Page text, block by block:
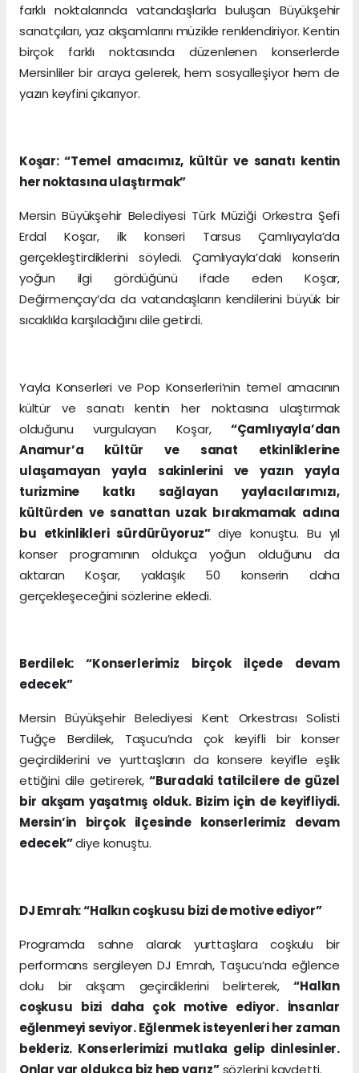
farklı noktalarında vatandaşlarla buluşan Büyükşehir
sanatçıları, yaz akşamlarını müzikle renklendiriyor. Kentin
birçok farklı noktasında düzenlenen konserlerde
Mersinliler bir araya gelerek, hem sosyalleşiyor hem de
yazın keyfini çıkarıyor.
Koşar: “Temel amacımız, kültür ve sanatı kentin
her noktasına ulaştırmak”
Mersin Büyükşehir Belediyesi Türk Müziği Orkestra Şefi
Erdal Koşar, ilk konseri Tarsus Çamlıyayla’da
gerçekleştirdiklerini söyledi. Çamlıyayla’daki konserin
yoğun ilgi gördüğünü ifade eden Koşar,
Değirmençay’da da vatandaşların kendilerini büyük bir
sıcaklıkla karşıladığını dile getirdi.
Yayla Konserleri ve Pop Konserleri’nin temel amacının
kültür ve sanatı kentin her noktasına ulaştırmak
olduğunu vurgulayan Koşar, “Çamlıyayla’dan
Anamur’a kültür ve sanat etkinliklerine
ulaşamayan yayla sakinlerini ve yazın yayla
turizmine katkı sağlayan yaylacılarımızı,
kültürden ve sanattan uzak bırakmamak adına
bu etkinlikleri sürdürüyoruz”diye konuştu. Bu yıl
konser programının oldukça yoğun olduğunu da
aktaran Koşar, yaklaşık 50 konserin daha
gerçekleşeceğini sözlerine ekledi.
Berdilek: “Konserlerimiz birçok ilçede devam
edecek”
Mersin Büyükşehir Belediyesi Kent Orkestrası Solisti
Tuğçe Berdilek, Taşucu’nda çok keyifli bir konser
geçirdiklerini ve yurttaşların da konsere keyifle eşlik
ettiğini dile getirerek, “Buradaki tatilcilere de güzel
bir akşam yaşatmış olduk. Bizim için de keyifliydi.
Mersin’in birçok ilçesinde konserlerimiz devam
edecek”diye konuştu.
DJ Emrah: “Halkın coşkusu bizi de motive ediyor”
Programda sahne alarak yurttaşlara coşkulu bir
performans sergileyen DJ Emrah, Taşucu’nda eğlence
dolu bir akşam geçirdiklerini belirterek,“Halkın
coşkusu bizi daha çok motive ediyor. İnsanlar
eğlenmeyi seviyor. Eğlenmek isteyenleri her zaman
bekleriz. Konserlerimizi mutlaka gelip dinlesinler.
Onlar var oldukça biz hep varız”sözlerini kaydetti.